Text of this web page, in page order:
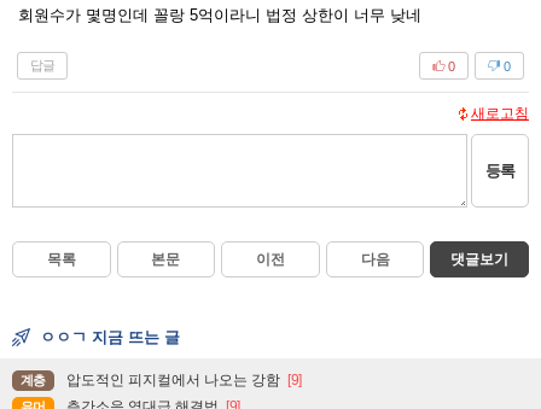
회원수가 몇명인데 꼴랑 5억이라니 법정 상한이 너무 낮네
답글 0
0
새로고침
등록
목록 본문 이전 다음 댓글보기
ㅇㅇㄱ 지금 뜨는 글
계층 압도적인 피지컬에서 나오는 강함 [9]